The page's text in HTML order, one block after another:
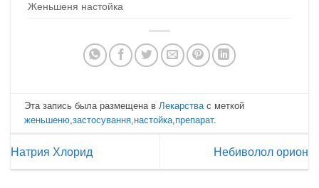
Женьшеня настойка
Эта запись была размещена в Лекарства с меткой
женьшеню ,застосування настойка препарат.
Натрия Хлорид Небиволол орион